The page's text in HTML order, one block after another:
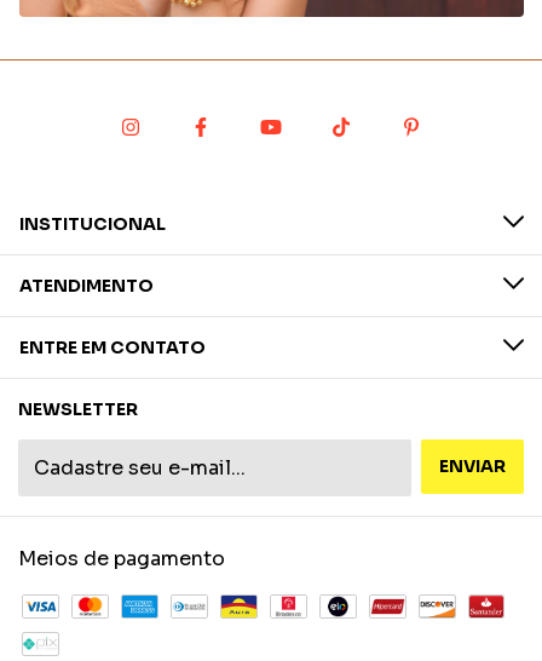
INSTITUCIONAL
ATENDIMENTO
ENTRE EM CONTATO
NEWSLETTER
Meios de pagamento